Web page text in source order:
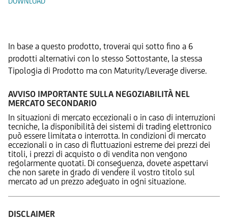
In base a questo prodotto, troverai qui sotto fino a 6
prodotti alternativi con lo stesso Sottostante, la stessa
Tipologia di Prodotto ma con Maturity/Leverage diverse.
AVVISO IMPORTANTE SULLA NEGOZIABILITÀ NEL
MERCATO SECONDARIO
In situazioni di mercato eccezionali o in caso di interruzioni
tecniche, la disponibilità dei sistemi di trading elettronico
può essere limitata o interrotta. In condizioni di mercato
eccezionali o in caso di fluttuazioni estreme dei prezzi dei
titoli, i prezzi di acquisto o di vendita non vengono
regolarmente quotati. Di conseguenza, dovete aspettarvi
che non sarete in grado di vendere il vostro titolo sul
mercato ad un prezzo adeguato in ogni situazione.
DISCLAIMER